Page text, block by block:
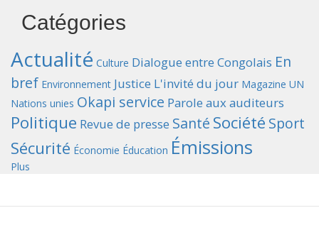
Catégories
Actualité Culture Dialogue entre Congolais En
bref Environnement Justice L'invité du jour Magazine UN
Nations unies Okapi service Parole aux auditeurs
Politique Revue de presse Santé Société Sport
Sécurité Économie Éducation Émissions
Plus